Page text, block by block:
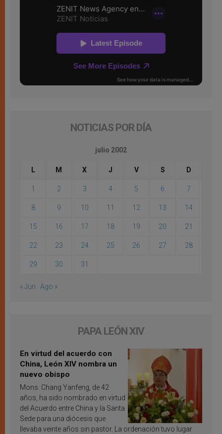
NOTICIAS POR DÍA
julio 2002
L M X J V S D
1 2 3 4 5 6 7
8 9 10 11 12 13 14
15 16 17 18 19 20 21
22 23 24 25 26 27 28
29 30 31
« Jun Ago »
PAPA LEÓN XIV
En virtud del acuerdo con
China, León XIV nombra un
nuevo obispo
Mons. Chang Yanfeng, de 42
años, ha sido nombrado en virtud
del Acuerdo entre China y la Santa
Sede para una diócesis que
llevaba veinte años sin pastor. La ordenación tuvo lugar